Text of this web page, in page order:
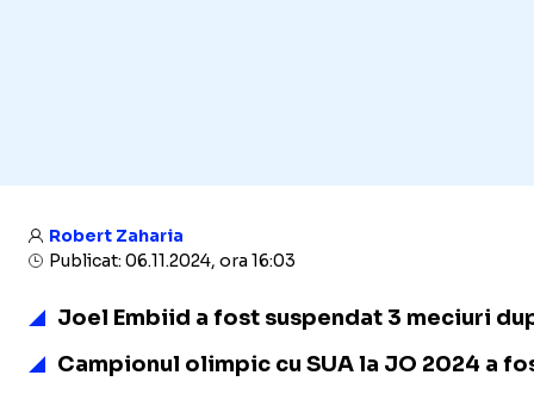
Robert Zaharia
Publicat: 06.11.2024, ora 16:03
Joel Embiid a fost suspendat 3 meciuri
Campionul olimpic cu SUA la JO 2024 a